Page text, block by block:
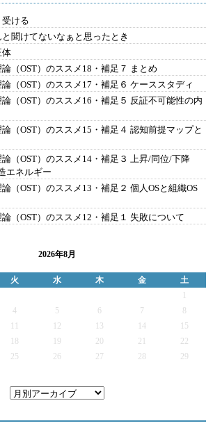
ける
聞けてないなぁと思ったとき
（OST）のススメ18・補足７ まとめ
（OST）のススメ17・補足６ ケーススタディ
（OST）のススメ16・補足５ 反証不可能性の内
（OST）のススメ15・補足４ 認知前提マップと
（OST）のススメ14・補足３ 上昇/同位/下降
エネルギー
（OST）のススメ13・補足２ 個人OSと組織OS
（OST）のススメ12・補足１ 失敗について
2026年8月
火 水 木 金
土
4 5 6 7
12 13 14
15
19 20 21
22
25 26 27 28
29